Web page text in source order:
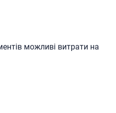
можливі витрати на